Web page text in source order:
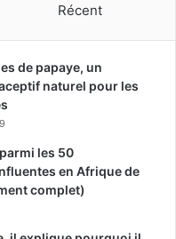
Récent
de papaye, un
naturel pour les
les 50
en Afrique de
complet)